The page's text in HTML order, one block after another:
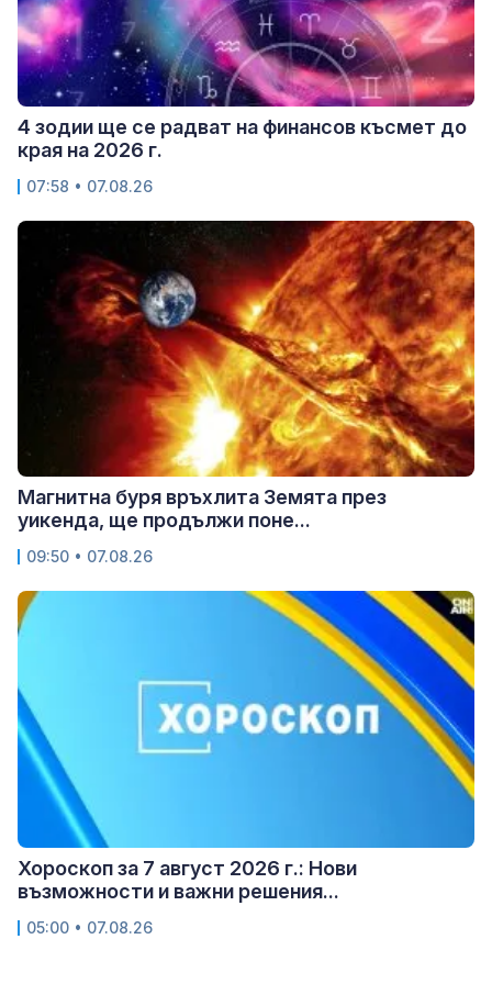
4 зодии ще се радват на финансов късмет до
края на 2026 г.
07:58 • 07.08.26
Магнитна буря връхлита Земята през
уикенда, ще продължи поне...
09:50 • 07.08.26
Хороскоп за 7 август 2026 г.: Нови
възможности и важни решения...
05:00 • 07.08.26